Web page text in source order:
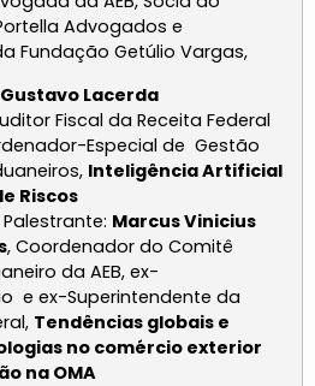
Advogados e
Fundação Getúlio Vargas,
Gustavo Lacerda
Fiscal da Receita Federal
Especial de Gestão
Inteligência Artificial
Riscos
Palestrante: Marcus Vinicius
, Coordenador do Comitê
da AEB, ex-
e ex-Superintendente da
Tendências globais e
no comércio exterior
na OMA